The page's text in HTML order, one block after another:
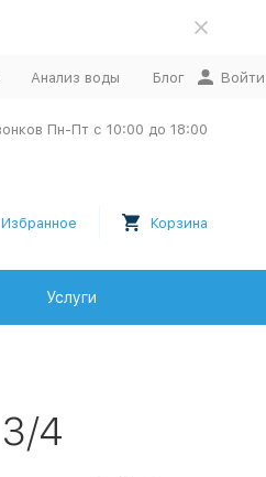
Анализ воды Блог Войти
Пн-Пт с 10:00 до 18:00
Избранное Корзина
Услуги
4